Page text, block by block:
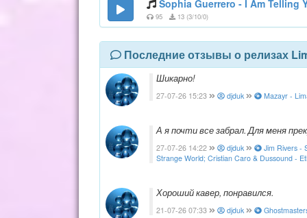
Sophia Guerrero - I Am Telling
95 13 (3/10/0)
Последние отзывы о релизах
Шикарно!
27-07-26 15:23 djduk Mazayr -
А я почти все забрал. Для меня
27-07-26 14:22 djduk
Jim Rivers -
Strange World; Cristian Caro & Dussound -
Хороший кавер, понравился.
21-07-26 07:33 djduk